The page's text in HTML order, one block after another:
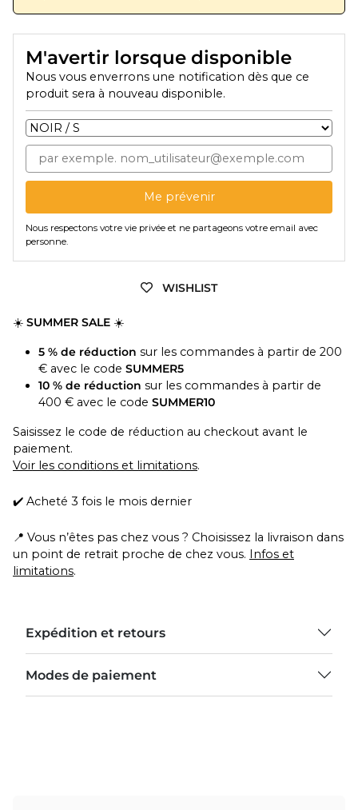
M'avertir lorsque disponible
Nous vous enverrons une notification dès que ce
produit sera à nouveau disponible.
Me prévenir
Nous respectons votre vie privée et ne partageons votre email avec
personne.
WISHLIST
☀️ SUMMER SALE ☀️
5 % de réduction sur les commandes à partir de 200
€ avec le code SUMMER5
10 % de réduction sur les commandes à partir de
400 € avec le code SUMMER10
Saisissez le code de réduction au checkout avant le
paiement.
Voir les conditions et limitations.
✔️ Acheté 3 fois le mois dernier
📍 Vous n’êtes pas chez vous ? Choisissez la livraison dans
un point de retrait proche de chez vous. Infos et
limitations.
Expédition et retours
Modes de paiement